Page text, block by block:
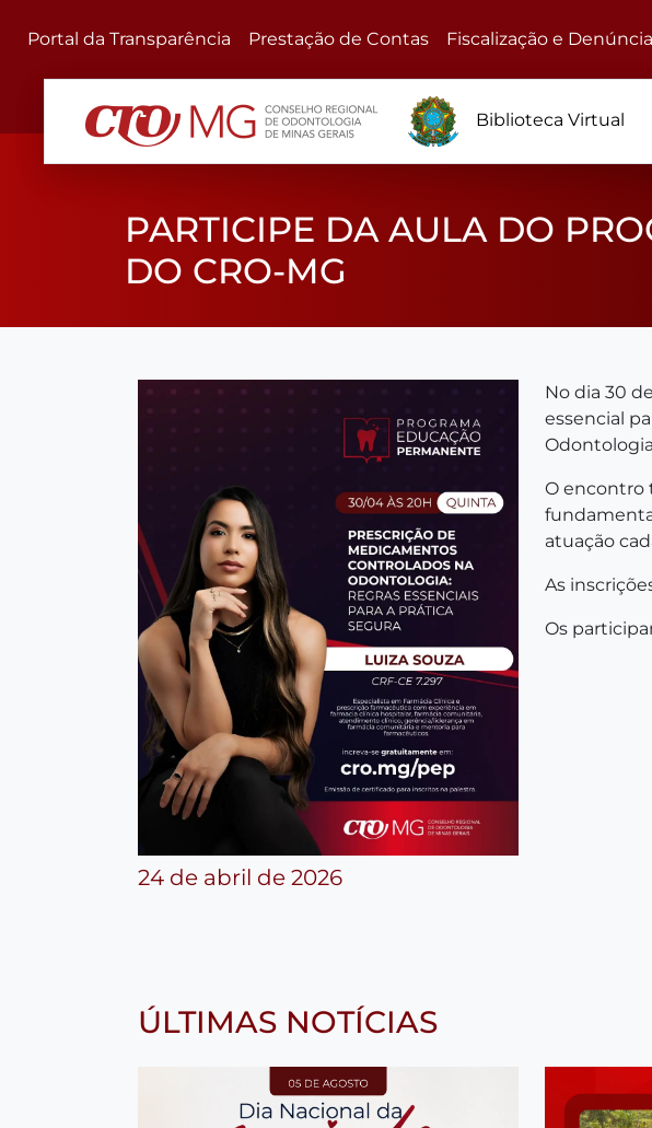
Portal da Transparência Prestação de Contas Fiscalização e Denúncia
Biblioteca Virtual
PARTICIPE DA AULA DO
DO CRO-MG
24 de abril de 2026
No dia 30
essencial
O encontro
atuação
As
Os
ÚLTIMAS NOTÍCIAS